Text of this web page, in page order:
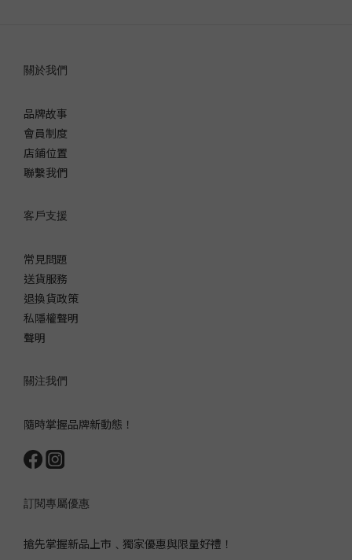
關於我們
品牌故事
會員制度
店鋪位置
聯繫我們
客戶支援
常見問題
送貨服務
退換貨政策
私隱權聲明
聲明
關注我們
隨時掌握品牌新動態！
訂閱專屬優惠
搶先掌握新品上市﹑獨家優惠與限量好禮！